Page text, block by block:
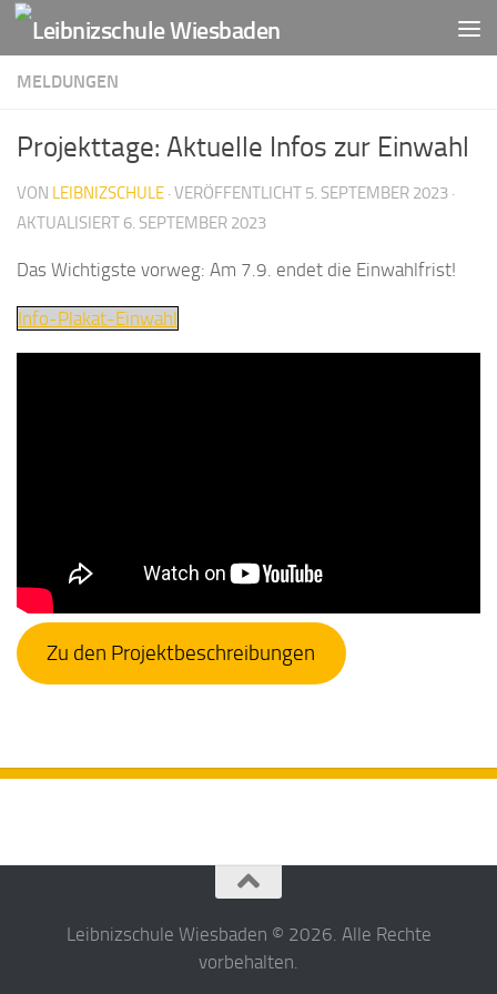
Zum Inhalt springen
MELDUNGEN
Projekttage: Aktuelle Infos zur Einwahl
VON LEIBNIZSCHULE · VERÖFFENTLICHT 5. SEPTEMBER 2023 ·
AKTUALISIERT 6. SEPTEMBER 2023
Das Wichtigste vorweg: Am 7.9. endet die Einwahlfrist!
Info-Plakat-Einwahl
Zu den Projektbeschreibungen
Leibnizschule Wiesbaden © 2026. Alle Rechte
vorbehalten.